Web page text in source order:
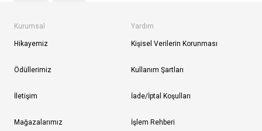
Kurumsal
Hikayemiz
Ödüllerimiz
İletişim
Mağazalarımız
Yardım
Kişisel Verilerin Korunması
Kullanım Şartları
İade/İptal Koşulları
İşlem Rehberi